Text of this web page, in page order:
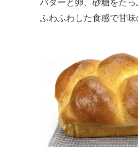
バターと卵、砂糖をた
ふわふわした食感で甘味